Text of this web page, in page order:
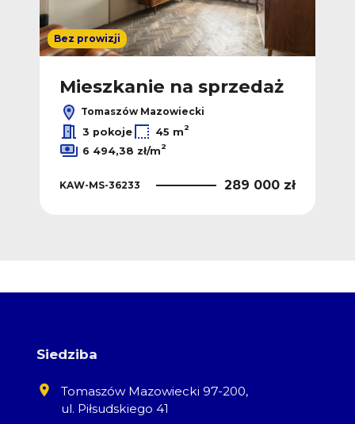
Bez prowizji
Mieszkanie na sprzedaż
Tomaszów Mazowiecki
3 pokoje
45 m2
6 494,38 zł/m2
KAW-MS-36233 289 000 zł
Siedziba
Tomaszów Mazowiecki 97-200,
ul. Piłsudskiego 41